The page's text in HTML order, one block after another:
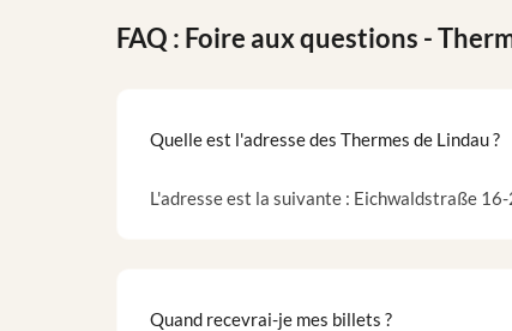
FAQ : Foire aux questions -
Quelle est l'adresse des Thermes de Lindau ?
L'adresse est la suivante : Eichwaldstraße
Quand recevrai-je mes billets ?